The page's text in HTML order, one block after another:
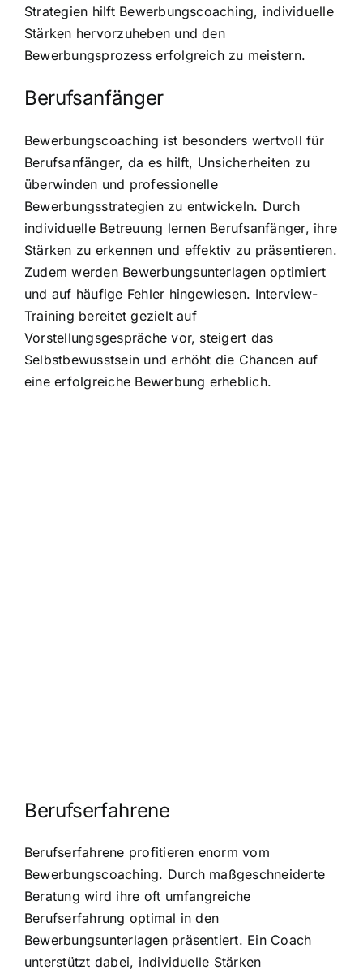
Strategien hilft Bewerbungscoaching, individuelle
Stärken hervorzuheben und den
Bewerbungsprozess erfolgreich zu meistern.
Berufsanfänger
Bewerbungscoaching ist besonders wertvoll für
Berufsanfänger, da es hilft, Unsicherheiten zu
überwinden und professionelle
Bewerbungsstrategien zu entwickeln. Durch
individuelle Betreuung lernen Berufsanfänger, ihre
Stärken zu erkennen und effektiv zu präsentieren.
Zudem werden Bewerbungsunterlagen optimiert
und auf häufige Fehler hingewiesen. Interview-
Training bereitet gezielt auf
Vorstellungsgespräche vor, steigert das
Selbstbewusstsein und erhöht die Chancen auf
eine erfolgreiche Bewerbung erheblich.
Berufserfahrene
Berufserfahrene profitieren enorm vom
Bewerbungscoaching. Durch maßgeschneiderte
Beratung wird ihre oft umfangreiche
Berufserfahrung optimal in den
Bewerbungsunterlagen präsentiert. Ein Coach
unterstützt dabei, individuelle Stärken